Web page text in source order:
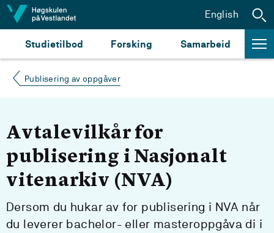
Hopp til innhald
Studietilbod Forsking Samarbeid
English
Publisering av oppgåver
Avtalevilkår for
publisering i Nasjonalt
vitenarkiv (NVA)
Dersom du hukar av for publisering i NVA når
du leverer bachelor- eller masteroppgåva di i